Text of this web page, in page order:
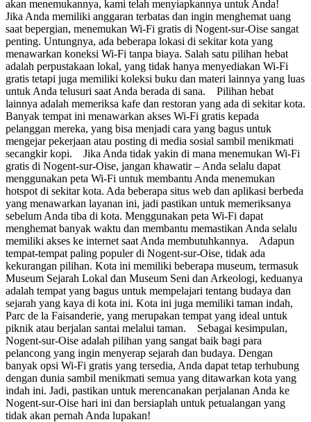
akan menemukannya, kami telah menyiapkannya untuk Anda!
Jika Anda memiliki anggaran terbatas dan ingin menghemat uang
saat bepergian, menemukan Wi-Fi gratis di Nogent-sur-Oise sangat
penting. Untungnya, ada beberapa lokasi di sekitar kota yang
menawarkan koneksi Wi-Fi tanpa biaya. Salah satu pilihan hebat
adalah perpustakaan lokal, yang tidak hanya menyediakan Wi-Fi
gratis tetapi juga memiliki koleksi buku dan materi lainnya yang luas
untuk Anda telusuri saat Anda berada di sana. Pilihan hebat
lainnya adalah memeriksa kafe dan restoran yang ada di sekitar kota.
Banyak tempat ini menawarkan akses Wi-Fi gratis kepada
pelanggan mereka, yang bisa menjadi cara yang bagus untuk
mengejar pekerjaan atau posting di media sosial sambil menikmati
secangkir kopi. Jika Anda tidak yakin di mana menemukan Wi-Fi
gratis di Nogent-sur-Oise, jangan khawatir – Anda selalu dapat
menggunakan peta Wi-Fi untuk membantu Anda menemukan
hotspot di sekitar kota. Ada beberapa situs web dan aplikasi berbeda
yang menawarkan layanan ini, jadi pastikan untuk memeriksanya
sebelum Anda tiba di kota. Menggunakan peta Wi-Fi dapat
menghemat banyak waktu dan membantu memastikan Anda selalu
memiliki akses ke internet saat Anda membutuhkannya. Adapun
tempat-tempat paling populer di Nogent-sur-Oise, tidak ada
kekurangan pilihan. Kota ini memiliki beberapa museum, termasuk
Museum Sejarah Lokal dan Museum Seni dan Arkeologi, keduanya
adalah tempat yang bagus untuk mempelajari tentang budaya dan
sejarah yang kaya di kota ini. Kota ini juga memiliki taman indah,
Parc de la Faisanderie, yang merupakan tempat yang ideal untuk
piknik atau berjalan santai melalui taman. Sebagai kesimpulan,
Nogent-sur-Oise adalah pilihan yang sangat baik bagi para
pelancong yang ingin menyerap sejarah dan budaya. Dengan
banyak opsi Wi-Fi gratis yang tersedia, Anda dapat tetap terhubung
dengan dunia sambil menikmati semua yang ditawarkan kota yang
indah ini. Jadi, pastikan untuk merencanakan perjalanan Anda ke
Nogent-sur-Oise hari ini dan bersiaplah untuk petualangan yang
tidak akan pernah Anda lupakan!